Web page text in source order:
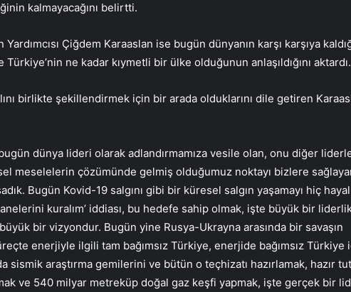
kalmayacağını belirtti.
Çiğdem Karaaslan ise bugün dünyanın karşı karşıya
ne kadar kıymetli bir ülke olduğunun anlaşıldığını aktardı.
birlikte şekillendirmek için bir arada olduklarını dile getiren
bugün dünya lideri olarak adlandırmamıza vesile olan, onu diğer
meselelerin çözümünde gelmiş olduğumuz noktayı bizlere
Bugün Kovid-19 salgını gibi bir küresel salgın yaşamayı hiç
kuralım’ iddiası, bu hedefe sahip olmak, işte büyük bir
bir vizyondur. Bugün yine Rusya-Ukrayna arasında bir savaşın
enerjiyle ilgili tam bağımsız Türkiye, enerjide bağımsız Türkiye
sismik araştırma gemilerini ve bütün o teçhizatı hazırlamak, hazır
ve 540 milyar metreküp doğal gaz keşfi yapmak, işte gerçek bir